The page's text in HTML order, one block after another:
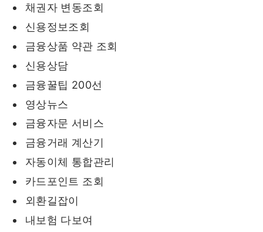
채권자 변동조회
신용정보조회
금융상품 약관 조회
신용상담
금융꿀팁 200선
영상뉴스
금융자문 서비스
금융거래 계산기
자동이체 통합관리
카드포인트 조회
외환길잡이
내보험 다보여